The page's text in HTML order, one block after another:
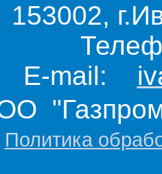
E-mail:
"Газпром
Политика